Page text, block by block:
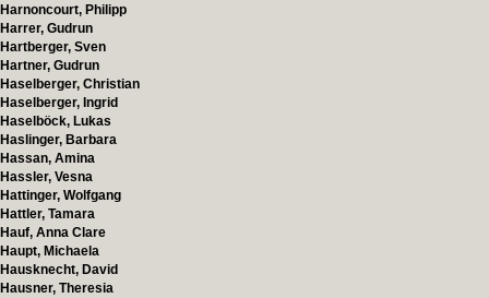
Harnoncourt, Philipp
Harrer, Gudrun
Hartberger, Sven
Hartner, Gudrun
Haselberger, Christian
Haselberger, Ingrid
Haselböck, Lukas
Haslinger, Barbara
Hassan, Amina
Hassler, Vesna
Hattinger, Wolfgang
Hattler, Tamara
Hauf, Anna Clare
Haupt, Michaela
Hausknecht, David
Hausner, Theresia